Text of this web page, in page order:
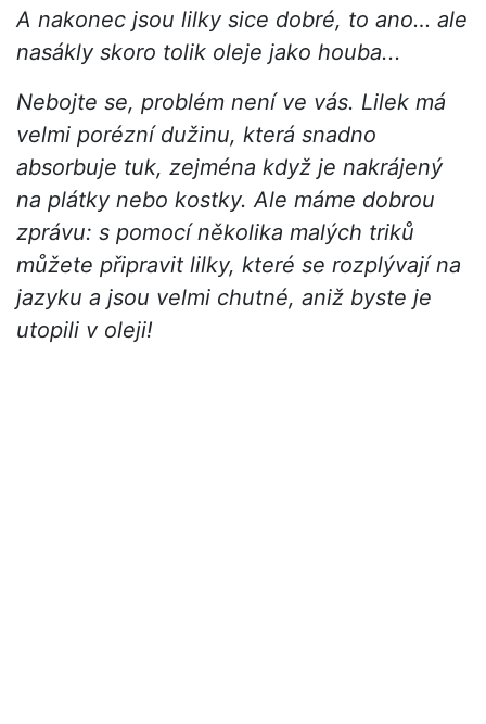
A nakonec jsou lilky sice dobré, to ano… ale
nasákly skoro tolik oleje jako houba...
Nebojte se, problém není ve vás. Lilek má
velmi porézní dužinu, která snadno
absorbuje tuk, zejména když je nakrájený
na plátky nebo kostky. Ale máme dobrou
zprávu: s pomocí několika malých triků
můžete připravit lilky, které se rozplývají na
jazyku a jsou velmi chutné, aniž byste je
utopili v oleji!